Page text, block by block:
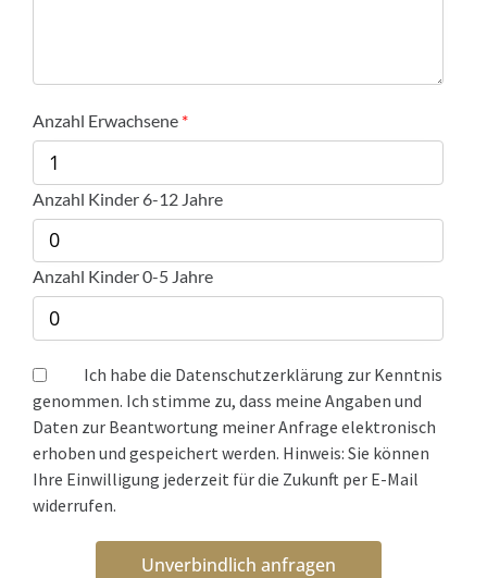
Anzahl Erwachsene
Anzahl Kinder 6-12 Jahre
Anzahl Kinder 0-5 Jahre
Ich habe die Datenschutzerklärung zur Kenntnis
genommen. Ich stimme zu, dass meine Angaben und
Daten zur Beantwortung meiner Anfrage elektronisch
erhoben und gespeichert werden. Hinweis: Sie können
Ihre Einwilligung jederzeit für die Zukunft per E-Mail
widerrufen.
Unverbindlich anfragen